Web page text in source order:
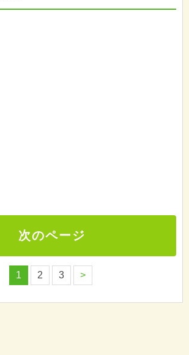
次のページ
1 2 3 >